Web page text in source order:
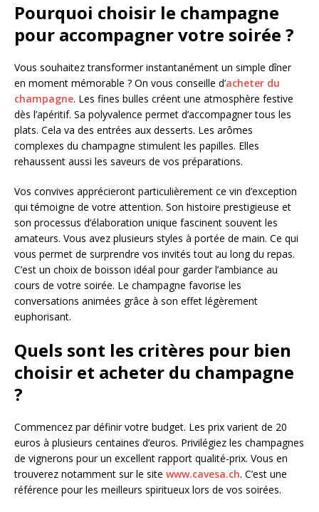
Pourquoi choisir le champagne
pour accompagner votre soirée ?
Vous souhaitez transformer instantanément un simple dîner
en moment mémorable ? On vous conseille d’acheter du
champagne. Les fines bulles créent une atmosphère festive
dès l’apéritif. Sa polyvalence permet d’accompagner tous les
plats. Cela va des entrées aux desserts. Les arômes
complexes du champagne stimulent les papilles. Elles
rehaussent aussi les saveurs de vos préparations.
Vos convives apprécieront particulièrement ce vin d’exception
qui témoigne de votre attention. Son histoire prestigieuse et
son processus d’élaboration unique fascinent souvent les
amateurs. Vous avez plusieurs styles à portée de main. Ce qui
vous permet de surprendre vos invités tout au long du repas.
C’est un choix de boisson idéal pour garder l’ambiance au
cours de votre soirée. Le champagne favorise les
conversations animées grâce à son effet légèrement
euphorisant.
Quels sont les critères pour bien
choisir et acheter du champagne
?
Commencez par définir votre budget. Les prix varient de 20
euros à plusieurs centaines d’euros. Privilégiez les champagnes
de vignerons pour un excellent rapport qualité-prix. Vous en
trouverez notamment sur le site www.cavesa.ch. C’est une
référence pour les meilleurs spiritueux lors de vos soirées.